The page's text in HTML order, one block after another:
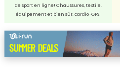
de sport en ligne! Chaussures, textile,
équipement et bien sûr, cardio-GPS!